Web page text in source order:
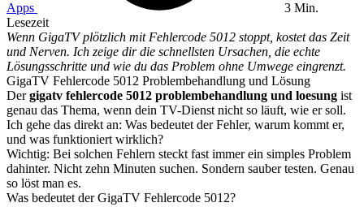
Apps
3 Min.
Lesezeit
Wenn GigaTV plötzlich mit Fehlercode 5012 stoppt, kostet das Zeit
und Nerven. Ich zeige dir die schnellsten Ursachen, die echte
Lösungsschritte und wie du das Problem ohne Umwege eingrenzt.
GigaTV Fehlercode 5012 Problembehandlung und Lösung
Dergigatv fehlercode 5012 problembehandlung und loesung ist
genau das Thema, wenn dein TV-Dienst nicht so läuft, wie er soll.
Ich gehe das direkt an: Was bedeutet der Fehler, warum kommt er,
und was funktioniert wirklich?
Wichtig: Bei solchen Fehlern steckt fast immer ein simples Problem
dahinter. Nicht zehn Minuten suchen. Sondern sauber testen. Genau
so löst man es.
Was bedeutet der GigaTV Fehlercode 5012?